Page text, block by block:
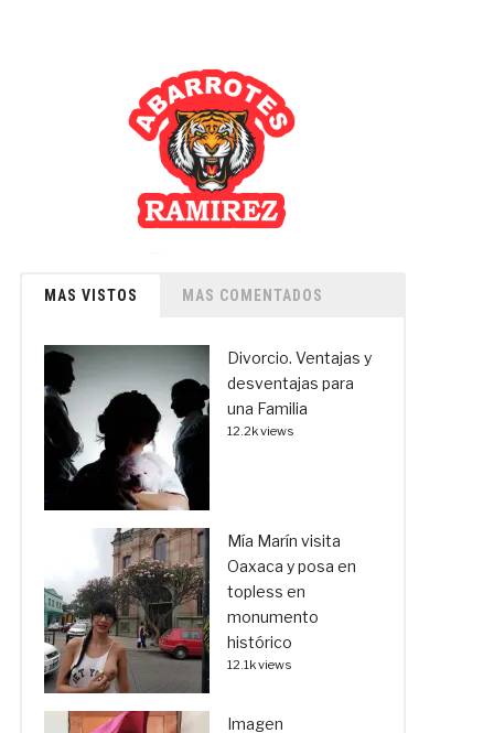
MAS VISTOS MAS COMENTADOS
Divorcio. Ventajas y
desventajas para
una Familia
12.2k views
Mía Marín visita
Oaxaca y posa en
topless en
monumento
histórico
12.1k views
Imagen